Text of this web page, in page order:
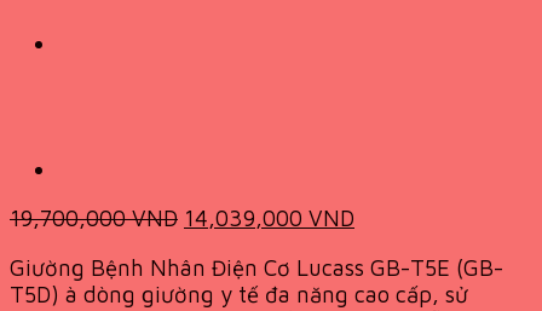
19,700,000VND Original
was:
19,700,000 VND.
14,039,000 VND
is:
14,039,000 VND.
Giường Bệnh Nhân Điện Cơ Lucass GB-T5E (GB-
T5D) à dòng giường y tế đa năng cao cấp, sử